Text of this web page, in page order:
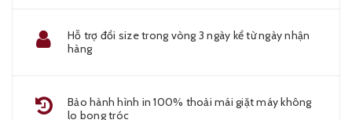
Hỗ trợ đổi size trong vòng 3 ngày kể từ ngày nhận
hàng
Bảo hành hình in 100% thoải mái giặt máy không
lo bong tróc